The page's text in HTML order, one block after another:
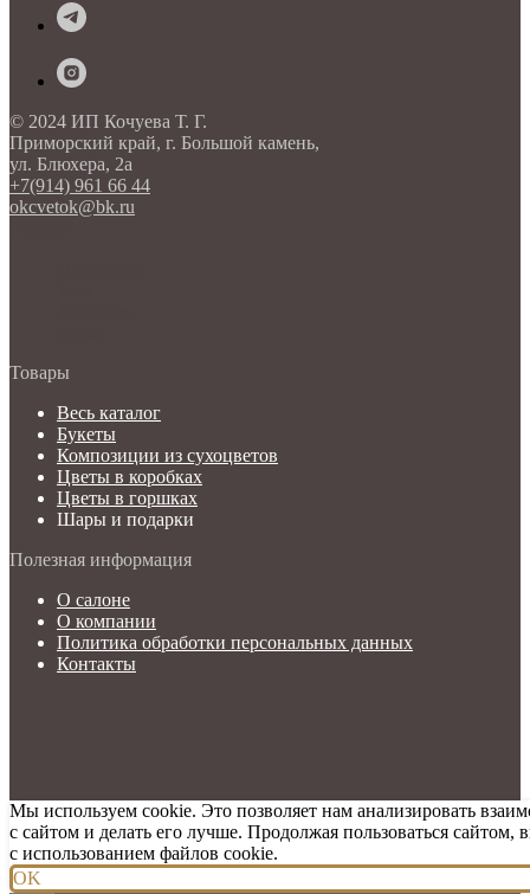
© 2024 ИП Кочуева Т. Г.
Приморский край, г. Большой камень,
ул. Блюхера, 2а
+7(914) 961 66 44
okcvetok@bk.ru
Товары
Весь каталог
Букеты
Композиции из сухоцветов
Цветы в коробках
Цветы в горшках
Шары и подарки
Полезная информация
О салоне
О компании
Политика обработки персональных данных
Контакты
Мы используем cookie. Это позволяет нам анализировать
с сайтом и делать его лучше. Продолжая пользоваться сайтом,
с использованием файлов cookie.
OK